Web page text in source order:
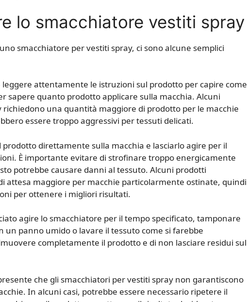
lo smacchiatore vestiti spray
smacchiatore per vestiti spray, ci sono alcune semplici
attentamente le istruzioni sul prodotto per capire come
sapere quanto prodotto applicare sulla macchia. Alcuni
richiedono una quantità maggiore di prodotto per le macchie
essere troppo aggressivi per tessuti delicati.
direttamente sulla macchia e lasciarlo agire per il
È importante evitare di strofinare troppo energicamente
potrebbe causare danni al tessuto. Alcuni prodotti
attesa maggiore per macchie particolarmente ostinate, quindi
per ottenere i migliori risultati.
agire lo smacchiatore per il tempo specificato, tamponare
un panno umido o lavare il tessuto come si farebbe
completamente il prodotto e di non lasciare residui sul
che gli smacchiatori per vestiti spray non garantiscono
In alcuni casi, potrebbe essere necessario ripetere il